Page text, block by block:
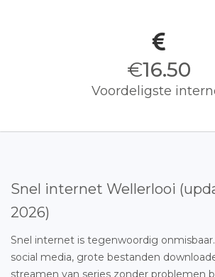
€16.50
Voordeligste
Snel internet Wellerlooi
2026)
Snel internet is tegenwoordig
social media, grote bestanden
streamen van series zonder problemen